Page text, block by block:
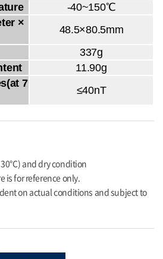
-40~150℃
×
48.5×80.5mm
337g
11.90g
7
≤40nT
30℃) and dry condition
is for reference only.
on actual conditions and subject to